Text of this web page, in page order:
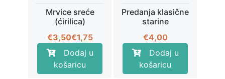
Mrvice sreće
(ćirilica)
€3,50Izvorna
cijena
bila
je:
€1,75
Trenutna
cijena
je:
€1,75.
Dodaj u
košaricu
Predanja klasične
starine
€4,00
Dodaj u
košaricu